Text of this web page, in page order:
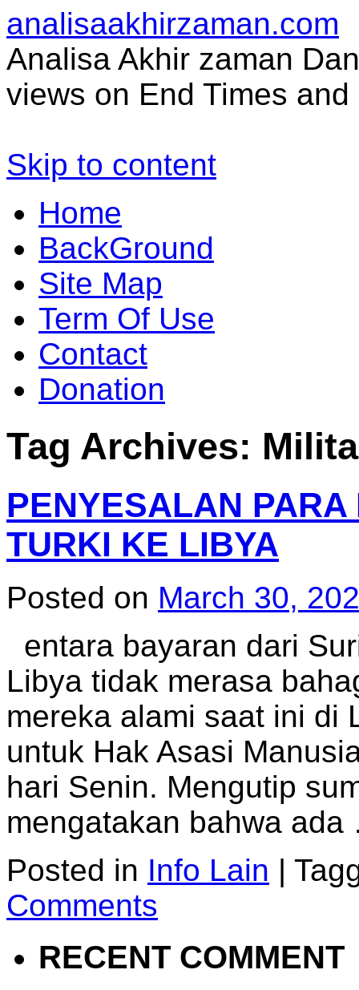
analisaakhirzaman.com
Analisa Akhir zaman
views on End Times
Skip to content
Home
BackGround
Site Map
Term Of Use
Contact
Donation
Tag Archives:
PENYESALAN
TURKI KE LIBYA
Posted on March 30,
entara bayaran dari
Libya tidak merasa
mereka alami saat ini di
untuk Hak Asasi
hari Senin. Mengutip
mengatakan bahwa
Posted in Info Lain |
Comments
RECENT COMMENT